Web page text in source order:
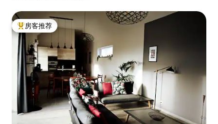
热门「房客推荐」
房客推荐